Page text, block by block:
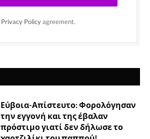
Privacy Policy agreement.
Εύβοια-Απίστευτο: Φορολόγησαν
την εγγονή και της έβαλαν
πρόστιμο γιατί δεν δήλωσε το